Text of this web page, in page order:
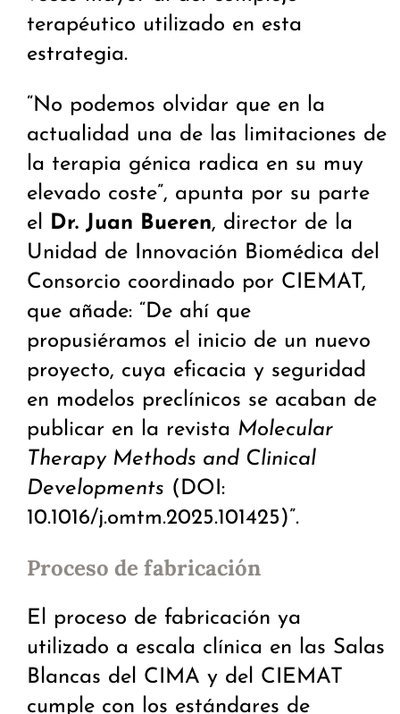
terapéutico utilizado en esta
estrategia.
“No podemos olvidar que en la
actualidad una de las limitaciones de
la terapia génica radica en su muy
elevado coste”, apunta por su parte
el Dr. Juan Bueren, director de la
Unidad de Innovación Biomédica del
Consorcio coordinado por CIEMAT,
que añade: “De ahí que
propusiéramos el inicio de un nuevo
proyecto, cuya eficacia y seguridad
en modelos preclínicos se acaban de
publicar en la revista Molecular
Therapy Methods and Clinical
Developments (DOI:
10.1016/j.omtm.2025.101425)”.
Proceso de fabricación
El proceso de fabricación ya
utilizado a escala clínica en las Salas
Blancas del CIMA y del CIEMAT
cumple con los estándares de